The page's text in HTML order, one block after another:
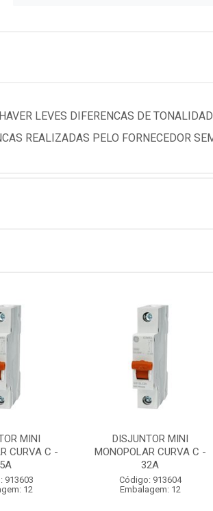
LEVES DIFERENCAS DE
REALIZADAS PELO FORNECEDOR
MINI
CURVA C -
913603
12
DISJUNTOR MINI
MONOPOLAR CURVA C -
32A
Código: 913604
Embalagem: 12